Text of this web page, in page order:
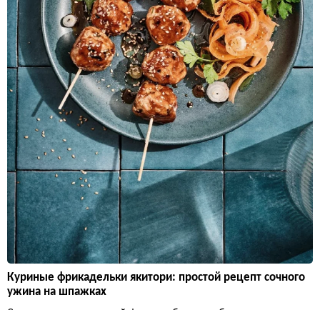
Куриные фрикадельки якитори: простой рецепт сочного
ужина на шпажках